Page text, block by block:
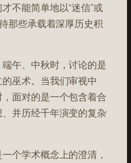
不能简单地以“迷信”或
那些承载着深厚历史积
午、中秋时，讨论的是
巫术。当我们审视中
面对的是一个包含着合
并历经千年演变的复杂
个学术概念上的澄清，